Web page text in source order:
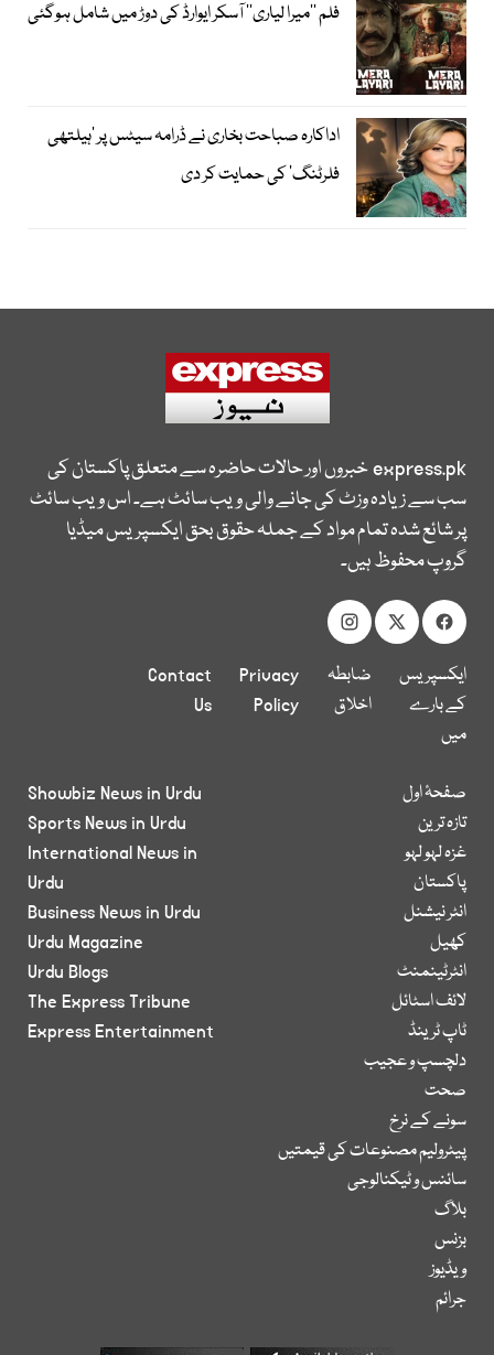
فلم ’’میرا لیاری‘‘ آسکر ایوارڈ کی دوڑ میں شامل ہوگئی
اداکارہ صباحت بخاری نے ڈرامہ سیٹس پر ’ہیلتھی
فلرٹنگ‘ کی حمایت کر دی
express.pkخبروں اور حالات حاضرہ سے متعلق پاکستان کی
سب سے زیادہ وزٹ کی جانے والی ویب سائٹ ہے۔ اس ویب سائٹ
پر شائع شدہ تمام مواد کے جملہ حقوق بحق ایکسپریس میڈیا
گروپ محفوظ ہیں۔
ایکسپریس
کے بارے
میں
ضابطہ
اخلاق
Privacy
Policy
Contact
Us
صفحۂ اول
تازہ ترین
غزہ لہو لہو
پاکستان
انٹر نیشنل
کھیل
انٹرٹینمنٹ
لائف اسٹائل
ٹاپ ٹرینڈ
دلچسپ و عجیب
صحت
سونے کے نرخ
پیٹرولیم مصنوعات کی قیمتیں
سائنس و ٹیکنالوجی
بلاگ
بزنس
ویڈیوز
جرائم
Showbiz News in Urdu
Sports News in Urdu
International News in
Urdu
Business News in Urdu
Urdu Magazine
Urdu Blogs
The Express Tribune
Express Entertainment